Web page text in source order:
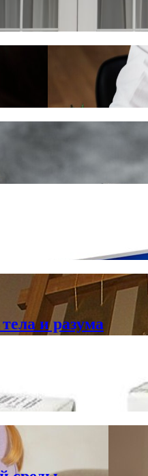
и разума